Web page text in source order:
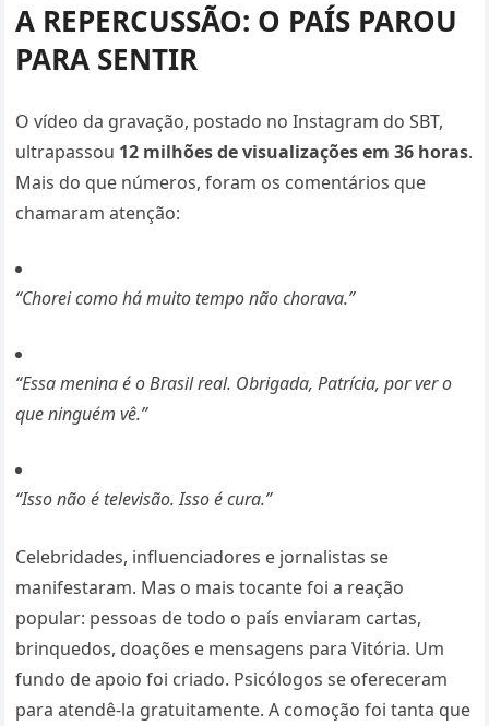
A REPERCUSSÃO: O PAÍS PAROU
PARA SENTIR
O vídeo da gravação, postado no Instagram do SBT,
ultrapassou 12 milhões de visualizações em 36 horas.
Mais do que números, foram os comentários que
chamaram atenção:
“Chorei como há muito tempo não chorava.”
“Essa menina é o Brasil real. Obrigada, Patrícia, por ver o
que ninguém vê.”
“Isso não é televisão. Isso é cura.”
Celebridades, influenciadores e jornalistas se
manifestaram. Mas o mais tocante foi a reação
popular: pessoas de todo o país enviaram cartas,
brinquedos, doações e mensagens para Vitória. Um
fundo de apoio foi criado. Psicólogos se ofereceram
para atendê-la gratuitamente. A comoção foi tanta que